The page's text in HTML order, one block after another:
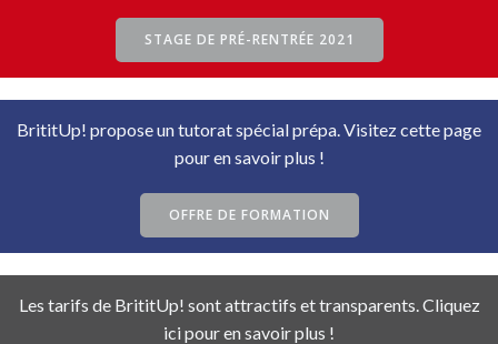
STAGE DE PRÉ-RENTRÉE 2021
BrititUp! propose un tutorat spécial prépa. Visitez cette page
pour en savoir plus !
OFFRE DE FORMATION
Les tarifs de BrititUp! sont attractifs et transparents. Cliquez
ici pour en savoir plus !